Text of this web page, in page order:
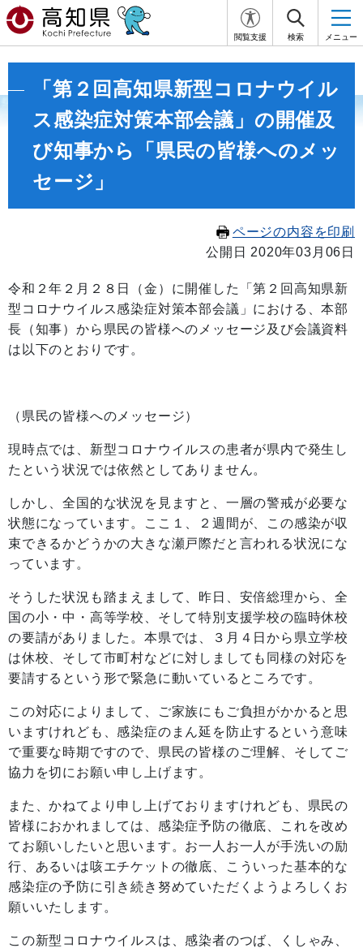
閲覧支援 検索 メニュー
「第２回高知県新型コロナウイル
ス感染症対策本部会議」の開催及
び知事から「県民の皆様へのメッ
セージ」
ページの内容を印刷
公開日 2020年03月06日
令和２年２月２８日（金）に開催した「第２回高知県新
型コロナウイルス感染症対策本部会議」における、本部
長（知事）から県民の皆様へのメッセージ及び会議資料
は以下のとおりです。
（県民の皆様へのメッセージ）
現時点では、新型コロナウイルスの患者が県内で発生し
たという状況では依然としてありません。
しかし、全国的な状況を見ますと、一層の警戒が必要な
状態になっています。ここ１、２週間が、この感染が収
束できるかどうかの大きな瀬戸際だと言われる状況にな
っています。
そうした状況も踏まえまして、昨日、安倍総理から、全
国の小・中・高等学校、そして特別支援学校の臨時休校
の要請がありました。本県では、３月４日から県立学校
は休校、そして市町村などに対しましても同様の対応を
要請するという形で緊急に動いているところです。
この対応によりまして、ご家族にもご負担がかかると思
いますけれども、感染症のまん延を防止するという意味
で重要な時期ですので、県民の皆様のご理解、そしてご
協力を切にお願い申し上げます。
また、かねてより申し上げておりますけれども、県民の
皆様におかれましては、感染症予防の徹底、これを改め
てお願いしたいと思います。お一人お一人が手洗いの励
行、あるいは咳エチケットの徹底、こういった基本的な
感染症の予防に引き続き努めていただくようよろしくお
願いいたします。
この新型コロナウイルスは、感染者のつば、くしゃみ、